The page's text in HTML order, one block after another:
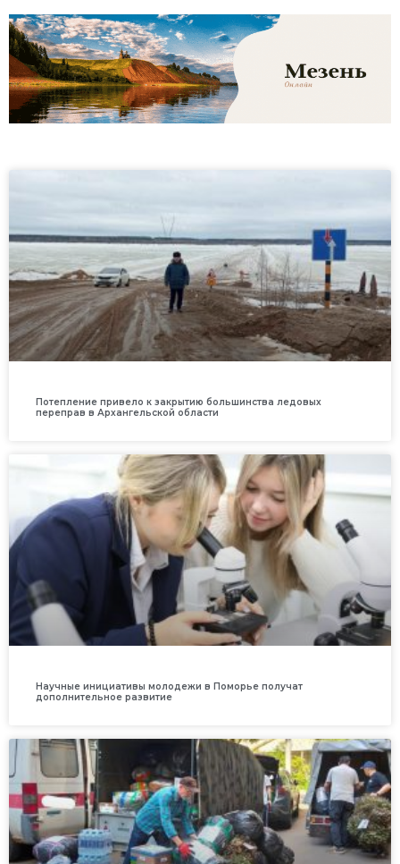
Потепление привело к закрытию большинства ледовых
переправ в Архангельской области
Научные инициативы молодежи в Поморье получат
дополнительное развитие